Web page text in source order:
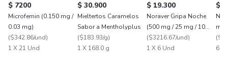
$ 7200
Microfemin (0.150 mg /
0.03 mg)
($342.86/und)
1 X 21 Und
$ 30.900
Mieltertos Caramelos
Sabor a Mentholyplus
($183.93/g)
1 X 168.0 g
$ 19.300
Noraver Gripa Noche
(500 mg / 25 mg / 10
mg)
($3216.67/und)
1 X 6 Und
$
(
6 X